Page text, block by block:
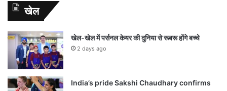
खेल
खेल-खेल में पर्सनल केयर की दुनिया से रूबरू होंगे बच्चे
2 days ago
India’s pride Sakshi Chaudhary confirms